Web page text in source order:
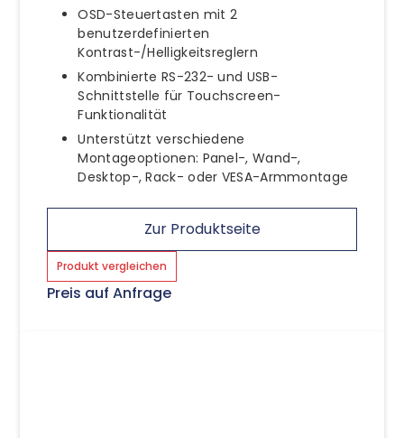
OSD-Steuertasten mit 2
benutzerdefinierten
Kontrast-/Helligkeitsreglern
Kombinierte RS-232- und USB-
Schnittstelle für Touchscreen-
Funktionalität
Unterstützt verschiedene
Montageoptionen: Panel-, Wand-,
Desktop-, Rack- oder VESA-Armmontage
Zur Produktseite
Produkt vergleichen
Preis auf Anfrage